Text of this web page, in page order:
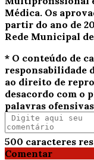
Médica. Os
partir do ano de
Rede Municipal
* O conteúdo de
responsabilidade
ao direito de
desacordo com o
palavras
500 caracteres
Comentar